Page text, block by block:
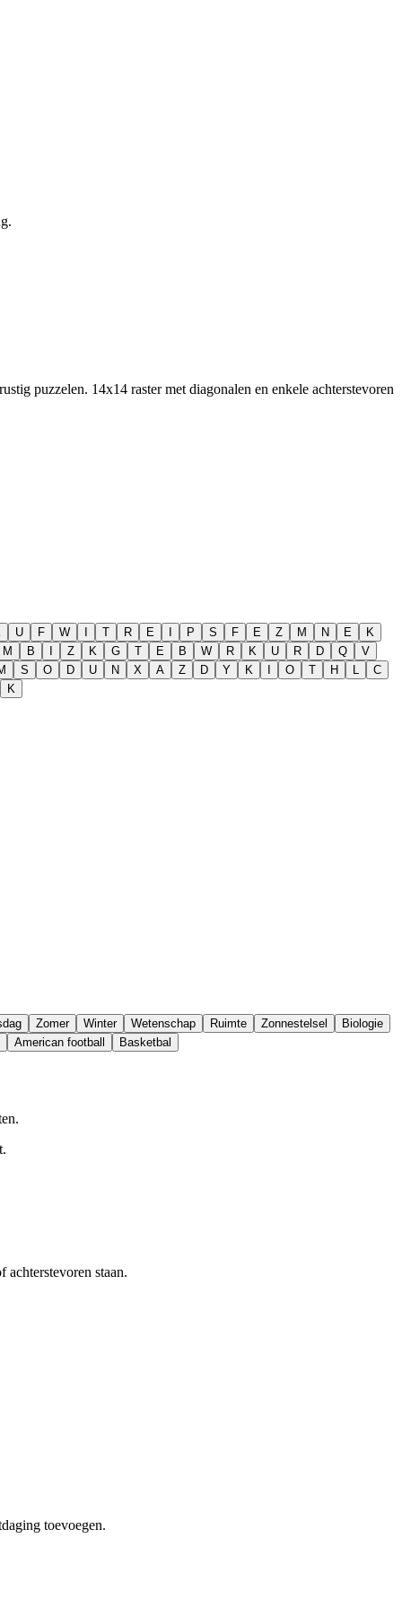
puzzelen. 14x14 raster met diagonalen en enkele achterstevoren
U F W I T R E I P S F E Z M N E
K
M B I Z K G T E B W R K U R D Q
V
S O D U N X A Z D Y K I O T H L
C
K
Zomer Winter Wetenschap Ruimte Zonnestelsel
Biologie
American football Basketbal
staan.
toevoegen.